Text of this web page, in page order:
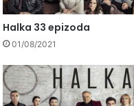
Halka 33 epizoda
01/08/2021